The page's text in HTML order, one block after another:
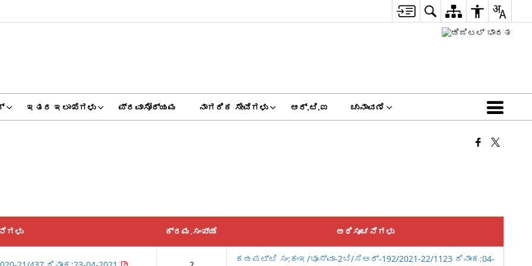
ಇತರ ಇಲಾಖೆಗಳು ಪ್ರವಾಸೋದ್ಯಮ ನಾಗರಿಕ ಸೇವೆಗಳು ಆರ್.ಟಿ.ಐ ಚುನಾವಣೆ
ಕ್ರಮ.ಸಂಖ್ಯೆ ಅಧಿಸೂಚನೆಗಳು
ಕಡಪಟ್ಟಿ ಸಂ:ಕಂಇ/ಭೂಸ್ವಾ-2ಬಿ/ಸಿಆರ್-192/2021-22/1123 ದಿನಾಂಕ:04-